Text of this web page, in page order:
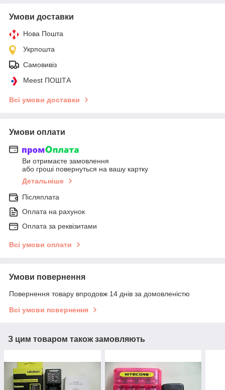
Умови доставки
Нова Пошта
Укрпошта
Самовивіз
Meest ПОШТА
Всі умови доставки
Умови оплати
Ви отримаєте замовлення
або гроші повернуться на вашу картку
Детальніше
Післяплата
Оплата на рахунок
Оплата за реквізитами
Всі умови оплати
Умови повернення
Повернення товару впродовж 14 днів за домовленістю
Всі умови повернення
З цим товаром також замовляють